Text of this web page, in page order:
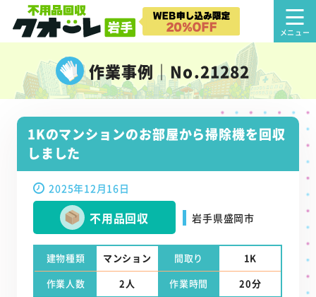
作業事例｜No.21282
1Kのマンションのお部屋から掃除機を回収
しました
2025年12月16日
不用品回収 岩手県盛岡市
建物種類 マンション 間取り
1K
作業人数
2人 作業時間 20分